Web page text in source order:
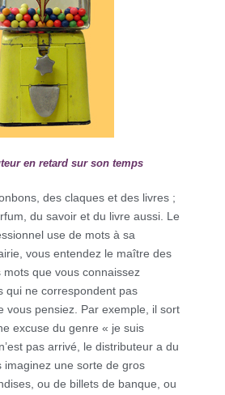
en retard sur son temps
des claques et des livres ;
du savoir et du livre aussi. Le
use de mots à sa
vous entendez le maître des
mots que vous connaissez
qui ne correspondent pas
vous pensiez. Par exemple, il sort
excuse du genre « je suis
pas arrivé, le distributeur a du
imaginez une sorte de gros
ou de billets de banque, ou